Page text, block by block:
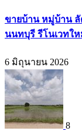
ขายบ้าน หมู่บ้าน
นนทบุรี รีโนเวทให
6 มิถุนายน 2026
8